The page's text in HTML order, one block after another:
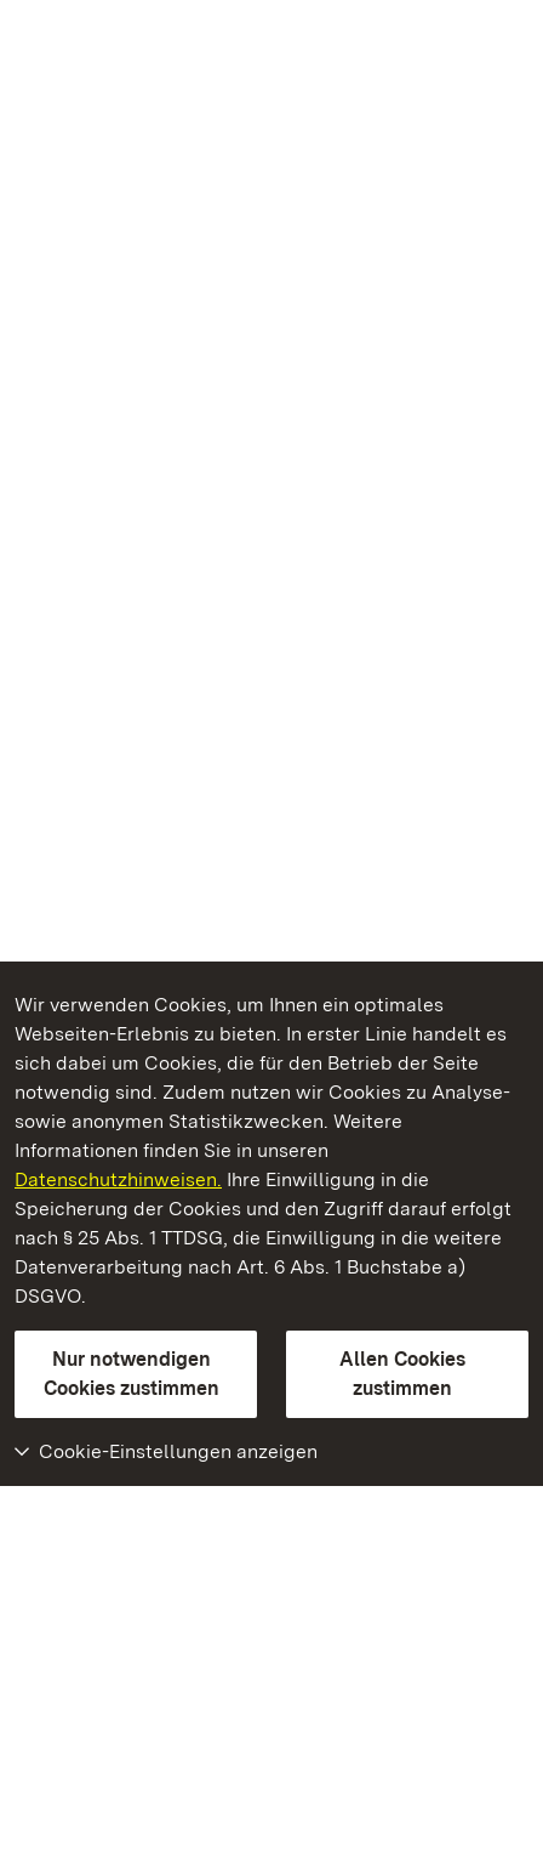
Wir verwenden Cookies, um Ihnen ein optimales
Webseiten-Erlebnis zu bieten. In erster Linie handelt es
sich dabei um Cookies, die für den Betrieb der Seite
notwendig sind. Zudem nutzen wir Cookies zu Analyse-
sowie anonymen Statistikzwecken. Weitere
Informationen finden Sie in unseren
Datenschutzhinweisen. Ihre Einwilligung in die
Speicherung der Cookies und den Zugriff darauf erfolgt
nach § 25 Abs. 1 TTDSG, die Einwilligung in die weitere
Datenverarbeitung nach Art. 6 Abs. 1 Buchstabe a)
DSGVO.
Nur notwendigen
Cookies zustimmen
Allen Cookies
zustimmen
Cookie-Einstellungen anzeigen
Kommen. Staunen. Genießen.
Staatliche Schlösser und Gärten Baden‑Württemberg
Staatliche Schlösser und Gärten Baden-Württemberg
Kontakt
GebärdenspracheLeichte Sprache
Erklärung zur Barrierefreiheit
BITV-konform (geprüfte Seiten)
Weiteres